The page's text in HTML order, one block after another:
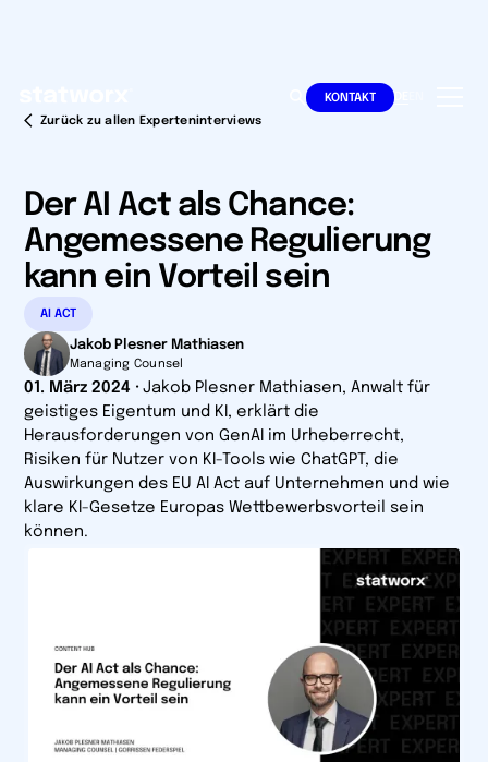
KONTAKT DE
Zurück zu allen Experteninterviews
Der AI Act als Chance:
Angemessene Regulierung
kann ein Vorteil sein
AI ACT
Jakob Plesner Mathiasen
Managing Counsel
01. März 2024 · Jakob Plesner Mathiasen, Anwalt für
geistiges Eigentum und KI, erklärt die
Herausforderungen von GenAI im Urheberrecht,
Risiken für Nutzer von KI-Tools wie ChatGPT, die
Auswirkungen des EU AI Act auf Unternehmen und wie
klare KI-Gesetze Europas Wettbewerbsvorteil sein
können.